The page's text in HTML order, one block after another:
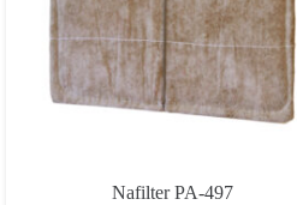
Nafilter PA-497